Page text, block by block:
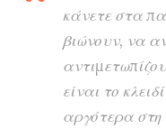
κάνετε στα
βιώνουν, να
είναι το
αργότερα στη